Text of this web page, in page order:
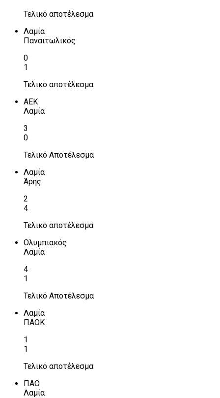
Τελικό αποτέλεσμα
Λαμία
Παναιτωλικός
0
1
Τελικό αποτέλεσμα
ΑΕΚ
Λαμία
3
0
Τελικό Αποτέλεσμα
Λαμία
Άρης
2
4
Τελικό αποτέλεσμα
Ολυμπιακός
Λαμία
4
1
Τελικό Αποτέλεσμα
Λαμία
ΠΑΟΚ
1
1
Τελικό αποτέλεσμα
ΠΑΟ
Λαμία